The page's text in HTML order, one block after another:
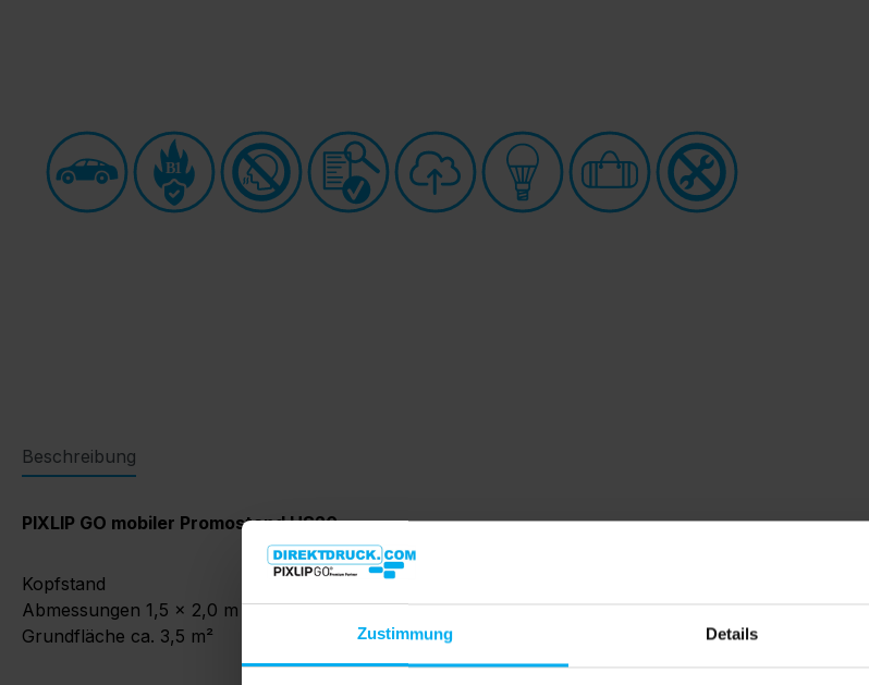
Zustimmung Details
B1
Beschreibung
PIXLIP GO mobiler Promostand HS20
Kopfstand
Abmessungen 1,5 × 2,0 m
Grundfläche ca. 3,5 m²